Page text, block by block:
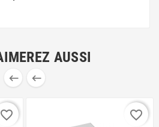
AUSSI
 
favorite_border favorite_border